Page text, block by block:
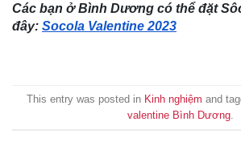
Các bạn ở Bình Dương có thể đặt
đây: Socola Valentine 2023
This entry was posted in Kinh nghiệm and
valentine Bình Dương